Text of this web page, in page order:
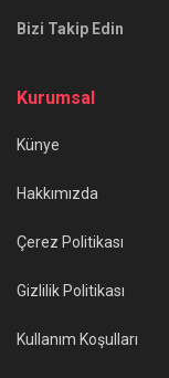
Bizi Takip Edin
Kurumsal
Künye
Hakkımızda
Çerez Politikası
Gizlilik Politikası
Kullanım Koşulları